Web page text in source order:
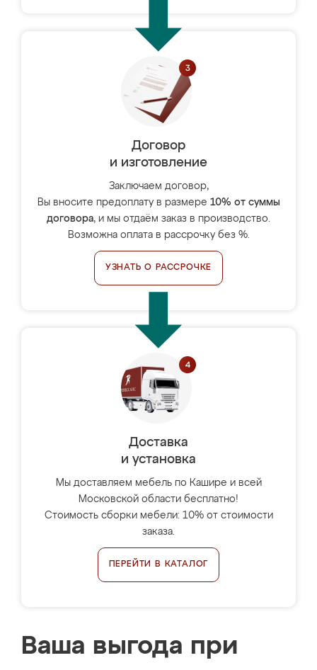
Договор
и изготовление
Заключаем договор,
Вы вносите предоплату в размере 10% от суммы
договора, и мы отдаём заказ в производство.
Возможна оплата в рассрочку без %.
УЗНАТЬ О РАССРОЧКЕ
Доставка
и установка
Мы доставляем мебель по Кашире и всей
Московской области бесплатно!
Стоимость сборки мебели: 10% от стоимости
заказа.
ПЕРЕЙТИ В КАТАЛОГ
Ваша выгода при